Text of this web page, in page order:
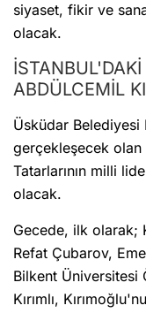
siyaset, fikir ve
olacak.
ABDÜLCEMİL
Üsküdar Belediyesi
gerçekleşecek olan
Tatarlarının milli
olacak.
Gecede, ilk olarak;
Refat Çubarov,
Bilkent Üniversitesi
Kırımlı,